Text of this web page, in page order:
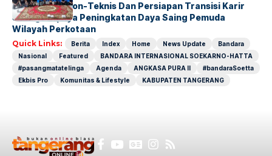
Kompetensi Non-Teknis Dan Persiapan Transisi Karir
Sebagai Upaya Peningkatan Daya Saing Pemuda
Wilayah Perkotaan
Quick Links: Berita Index Home News Update
Bandara
Nasional
Featured
BANDARA INTERNASIONAL SOEKARNO-HATTA
#pasangmatatelinga
Agenda ANGKASA PURA II
#bandaraSoetta
Ekbis Pro
Komunitas & Lifestyle KABUPATEN TANGERANG